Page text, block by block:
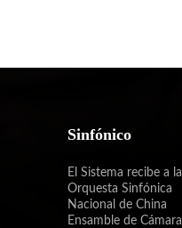
Sinfónico
El Sistema recibe a la
Orquesta Sinfónica
Nacional de China
Ensamble de Cámara